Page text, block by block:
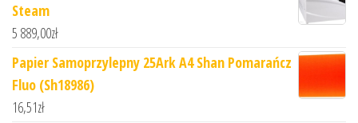
Steam
5 889,00zł
Papier Samoprzylepny 25Ark A4 Shan Pomarańcz
Fluo (Sh18986)
16,51zł